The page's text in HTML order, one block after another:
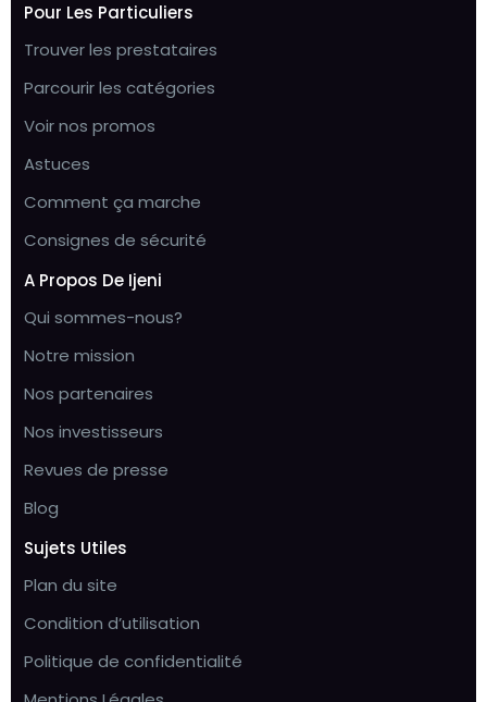
Pour Les Particuliers
Trouver les prestataires
Parcourir les catégories
Voir nos promos
Astuces
Comment ça marche
Consignes de sécurité
A Propos De Ijeni
Qui sommes-nous?
Notre mission
Nos partenaires
Nos investisseurs
Revues de presse
Blog
Sujets Utiles
Plan du site
Condition d’utilisation
Politique de confidentialité